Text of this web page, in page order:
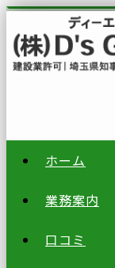
ホーム
業務案内
口コミ